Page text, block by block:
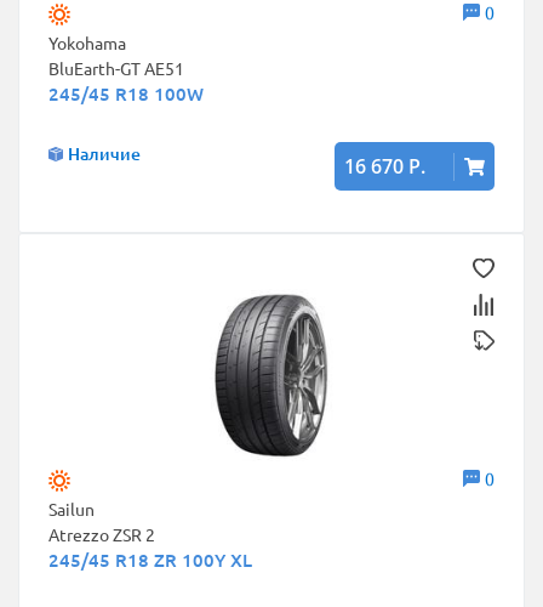
0
Yokohama
BluEarth-GT AE51
245/45 R18 100W
Наличие 16 670 Р.
0
Sailun
Atrezzo ZSR 2
245/45 R18 ZR 100Y XL